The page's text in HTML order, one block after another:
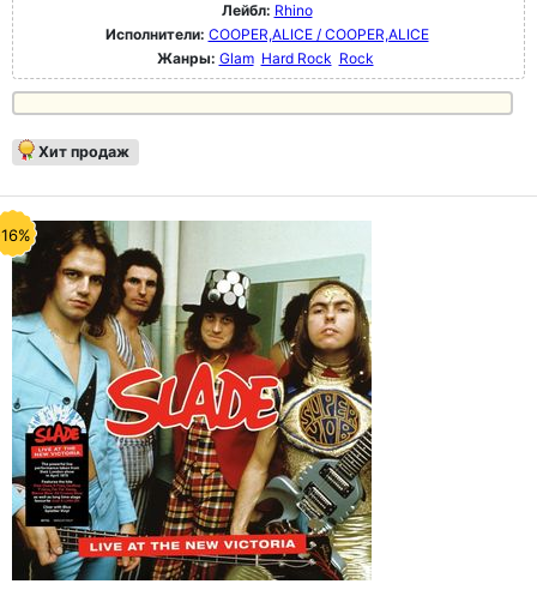
Лейбл: Rhino
Исполнители: COOPER,ALICE / COOPER,ALICE
Жанры: Glam Hard Rock Rock
Хит продаж